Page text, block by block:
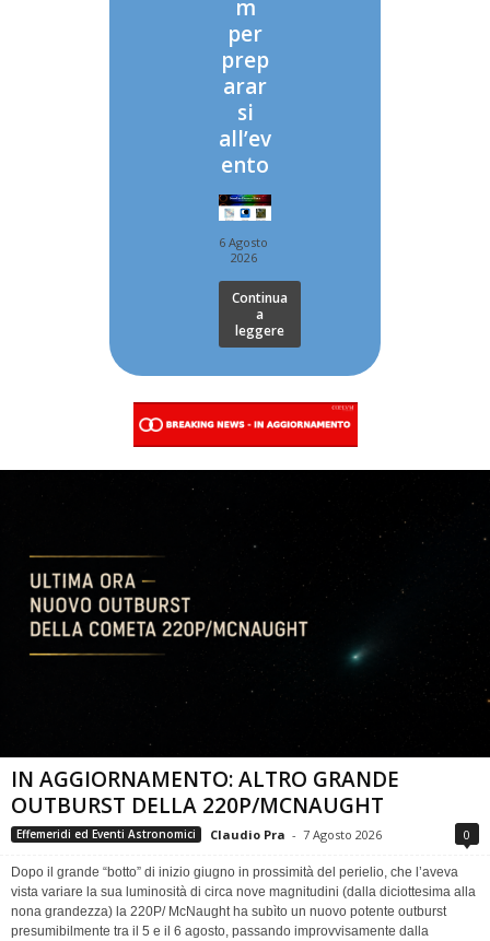
m
per
prep
arar
si
all’ev
ento
6 Agosto
2026
Continua
a
leggere
IN AGGIORNAMENTO: ALTRO GRANDE
OUTBURST DELLA 220P/MCNAUGHT
Effemeridi ed Eventi Astronomici Claudio Pra - 7 Agosto 2026 0
Dopo il grande “botto” di inizio giugno in prossimità del perielio, che l’aveva
vista variare la sua luminosità di circa nove magnitudini (dalla diciottesima alla
nona grandezza) la 220P/ McNaught ha subìto un nuovo potente outburst
presumibilmente tra il 5 e il 6 agosto, passando improvvisamente dalla